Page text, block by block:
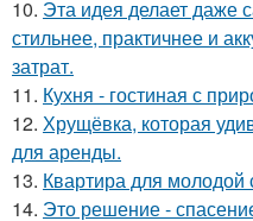
10. Эта идея делает даже
стильнее, практичнее и
затрат.
11. Кухня - гостиная с
12. Хрущёвка, которая
для аренды.
13. Квартира для
14. Это решение -